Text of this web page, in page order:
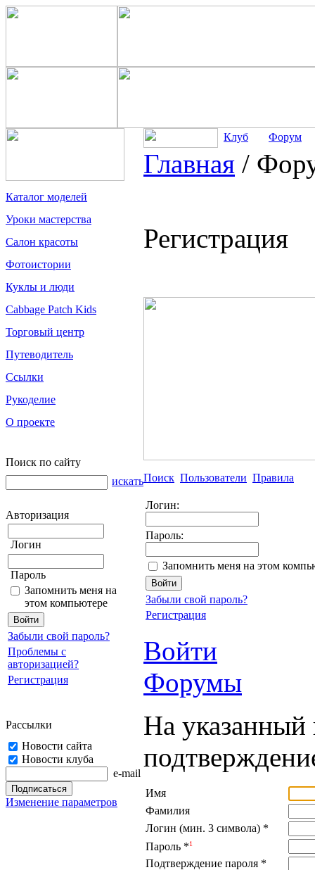
Каталог моделей
Уроки мастерства
Салон красоты
Фотоистории
Куклы и люди
Cabbage Patch Kids
Торговый центр
Путеводитель
Ссылки
Рукоделие
О проекте
Поиск по сайту
искать
Авторизация
Логин
Пароль
Запомнить меня на
этом компьютере
Забыли свой пароль?
Проблемы с
авторизацией?
Регистрация
Рассылки
Новости сайта
Новости клуба
e-mail
Изменение параметров
Клуб Форум
Главная /
Регистрация
Поиск Пользователи Правила
Логин:
Пароль:
Запомнить меня на этом
Забыли свой пароль?
Регистрация
Войти
Форумы
На указанный
Имя
Фамилия
Логин (мин. 3 символа) *
Пароль *1
Подтверждение пароля *